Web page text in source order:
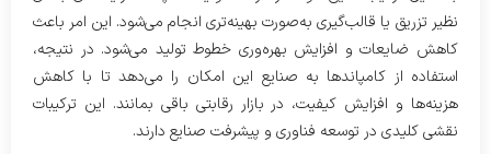
نظیر تزریق یا قالب‌گیری به‌صورت بهینه‌تری انجام می‌شود. این امر باعث
کاهش ضایعات و افزایش بهره‌وری خطوط تولید می‌شود. در نتیجه،
استفاده از کامپاندها به صنایع این امکان را می‌دهد تا با کاهش
هزینه‌ها و افزایش کیفیت، در بازار رقابتی باقی بمانند. این ترکیبات
نقشی کلیدی در توسعه فناوری و پیشرفت صنایع دارند.